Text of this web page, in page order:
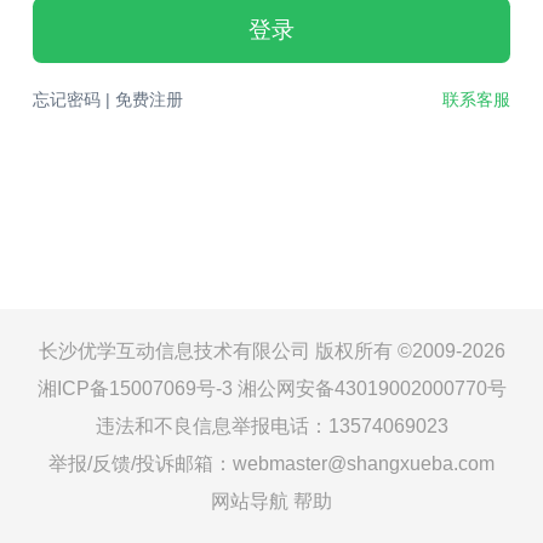
登录
忘记密码| 免费注册 联系客服
长沙优学互动信息技术有限公司 版权所有 ©2009-2026
湘ICP备15007069号-3 湘公网安备43019002000770号
违法和不良信息举报电话：13574069023
举报/反馈/投诉邮箱：webmaster@shangxueba.com
网站导航 帮助